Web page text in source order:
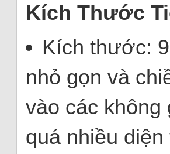
Kích Thước
Kích thước:
nhỏ gọn và
vào các không
quá nhiều